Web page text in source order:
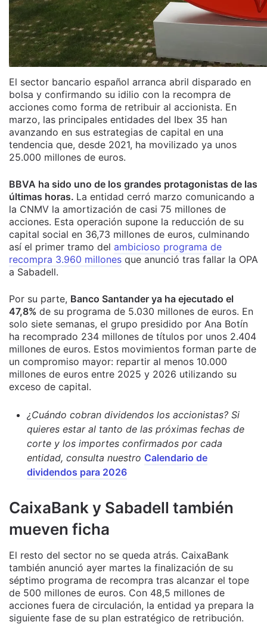
El sector bancario español arranca abril disparado en
bolsa y confirmando su idilio con la recompra de
acciones como forma de retribuir al accionista. En
marzo, las principales entidades del Ibex 35 han
avanzando en sus estrategias de capital en una
tendencia que, desde 2021, ha movilizado ya unos
25.000 millones de euros.
BBVA ha sido uno de los grandes protagonistas de las
últimas horas. La entidad cerró marzo comunicando a
la CNMV la amortización de casi 75 millones de
acciones. Esta operación supone la reducción de su
capital social en 36,73 millones de euros, culminando
así el primer tramo del ambicioso programa de
recompra 3.960 millones que anunció tras fallar la OPA
a Sabadell.
Por su parte, Banco Santander ya ha ejecutado el
47,8% de su programa de 5.030 millones de euros. En
solo siete semanas, el grupo presidido por Ana Botín
ha recomprado 234 millones de títulos por unos 2.404
millones de euros. Estos movimientos forman parte de
un compromiso mayor: repartir al menos 10.000
millones de euros entre 2025 y 2026 utilizando su
exceso de capital.
¿Cuándo cobran dividendos los accionistas? Si
quieres estar al tanto de las próximas fechas de
corte y los importes confirmados por cada
entidad, consulta nuestro Calendario de
dividendos para 2026
CaixaBank y Sabadell también
mueven ficha
El resto del sector no se queda atrás. CaixaBank
también anunció ayer martes la finalización de su
séptimo programa de recompra tras alcanzar el tope
de 500 millones de euros. Con 48,5 millones de
acciones fuera de circulación, la entidad ya prepara la
siguiente fase de su plan estratégico de retribución.